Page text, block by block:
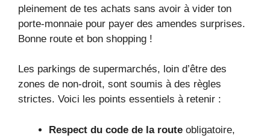
pleinement de tes achats sans avoir à vider ton
porte-monnaie pour payer des amendes surprises.
Bonne route et bon shopping !
Les parkings de supermarchés, loin d’être des
zones de non-droit, sont soumis à des règles
strictes. Voici les points essentiels à retenir :
Respect du code de la route obligatoire,